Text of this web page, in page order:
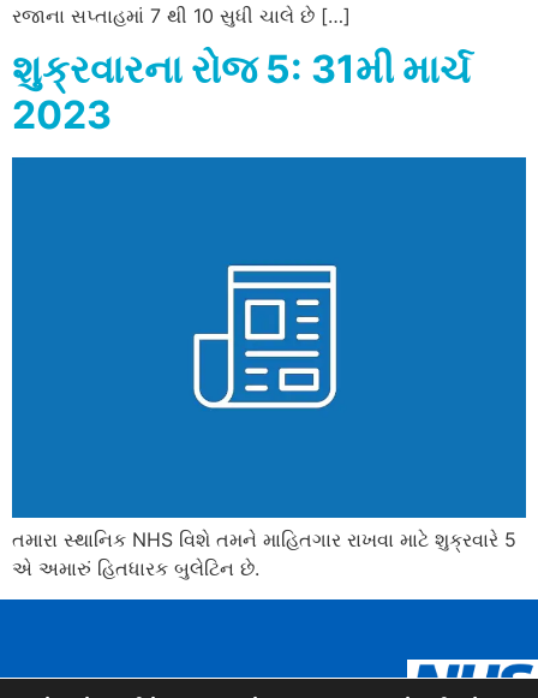
રજાના સપ્તાહમાં 7 થી 10 સુધી ચાલે છે […]
શુક્રવારના રોજ 5: 31મી માર્ચ
2023
તમારા સ્થાનિક NHS વિશે તમને માહિતગાર રાખવા માટે શુક્રવારે 5
એ અમારું હિતધારક બુલેટિન છે.
Arabic